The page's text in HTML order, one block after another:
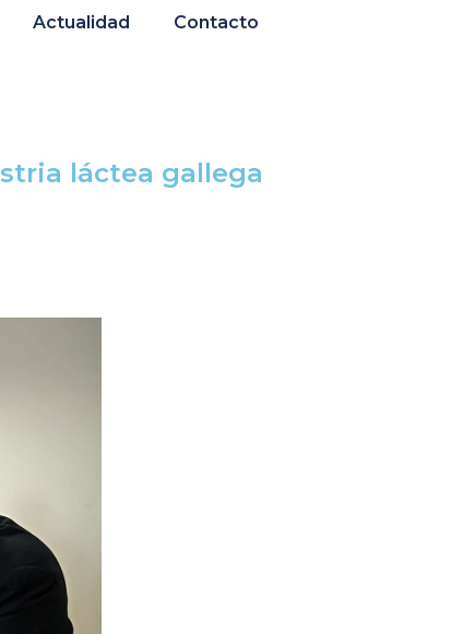
Actualidad Contacto
láctea gallega